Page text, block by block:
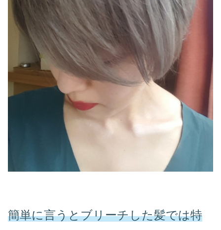
簡単に言うとブリーチした髪では特